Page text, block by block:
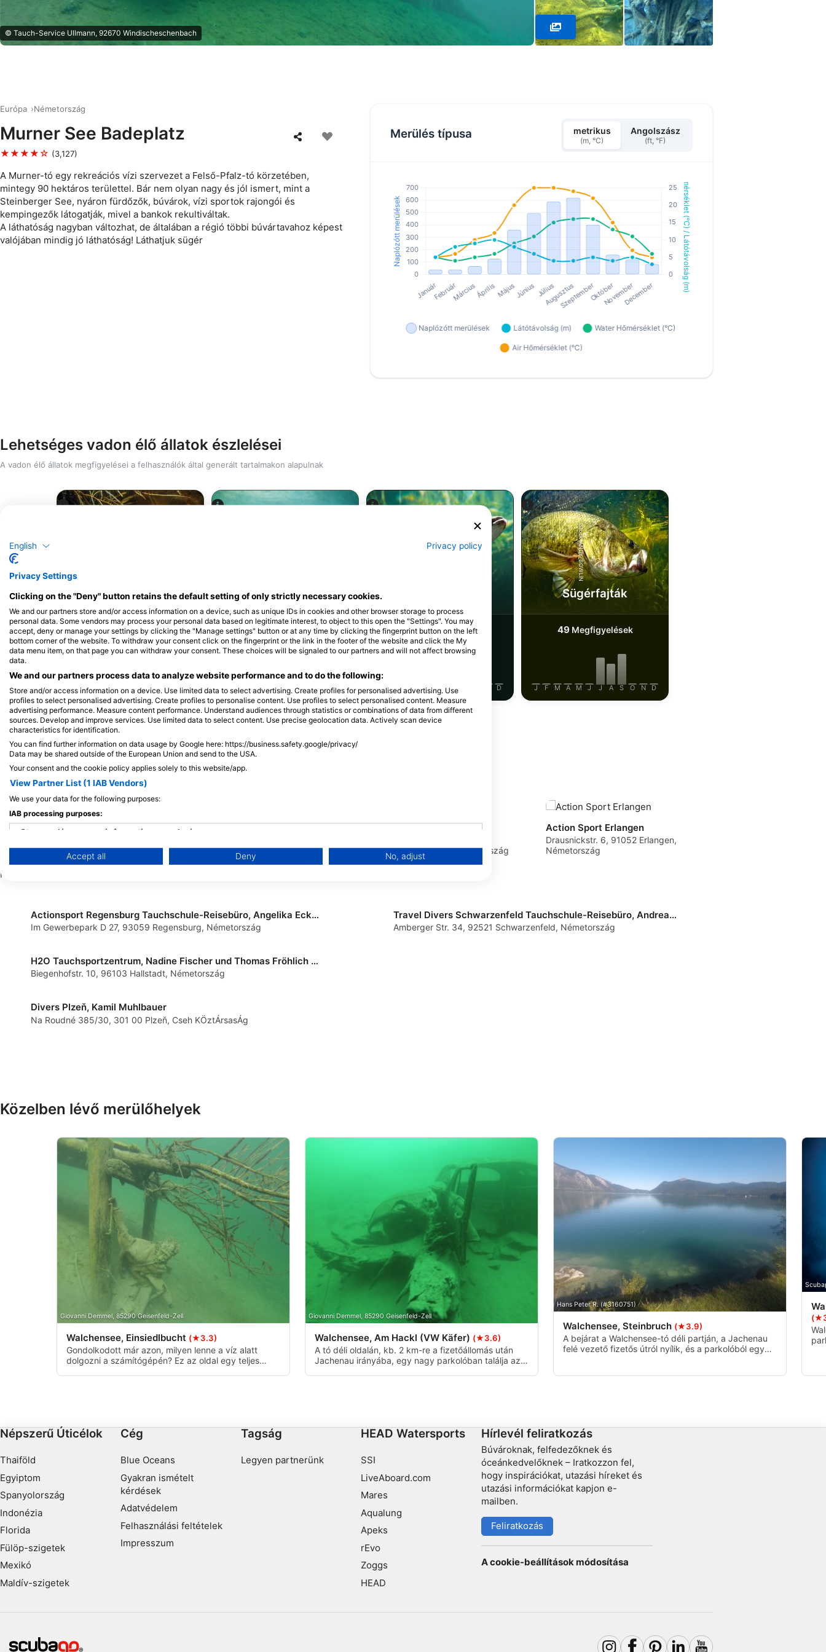
© Tauch-Service Ullmann, 92670 Windischeschenbach
Európa Németország
Murner See Badeplatz
★★★★☆ (3,127)
A Murner-tó egy rekreációs vízi szervezet a Felső-Pfalz-tó körzetében,
mintegy 90 hektáros területtel. Bár nem olyan nagy és jól ismert, mint a
Steinberger See, nyáron fürdőzők, búvárok, vízi sportok rajongói és
kempingezők látogatják, mivel a bankok rekultiváltak.
A láthatóság nagyban változhat, de általában a régió többi búvártavahoz képest
valójában mindig jó láthatóság! Láthatjuk sügér
Merülés típusa metrikus
(m, °C)
Angolszász
(ft, °F)
Lehetséges vadon élő állatok észlelései
A vadon élő állatok megfigyelései a felhasználók által generált tartalmakon alapulnak
Édesvízi Rák
524Megfigyelések
J F M A M J J A S O N D
Perch
158Megfigyelések
J F M A M J J A S O N D
65Megfigyelések
J F M A M J J A D
iStock-ANDY_BOWLIN
Sügérfajták
49Megfigyelések
J F M A M J J A S O N D
Merülőközpontok, amelyek ezt a merülőhelyet kínálják
Tauchreisen
Winterleitenstr. 9, 92690 Pressath,
Németország
TSA-Tauch Sport Akademie
Németország
Tauch-Service Ullmann
Windischeschenbach, Németország
Action Sport Erlangen
Drausnickstr. 6, 91052 Erlangen,
Németország
Actionsport Regensburg Tauchschule-Reisebüro, Angelika Eckert
Im Gewerbepark D 27, 93059 Regensburg, Németország
H2O Tauchsportzentrum, Nadine Fischer und Thomas Fröhlich GbR
Biegenhofstr. 10, 96103 Hallstadt, Németország
Divers Plzeň, Kamil Muhlbauer
Na Roudné 385/30, 301 00 Plzeň, Cseh KÖztÁrsasÁg
Travel Divers Schwarzenfeld Tauchschule-Reisebüro, Andreas Burgdorf
Amberger Str. 34, 92521 Schwarzenfeld, Németország
Közelben lévő merülőhelyek
Giovanni Demmel, 85290 Geisenfeld-Zell
Walchensee, Einsiedlbucht (★3.3)
Gondolkodott már azon, milyen lenne a víz alatt
dolgozni a számítógépén? Ez az oldal egy teljes
Giovanni Demmel, 85290 Geisenfeld-Zell
Walchensee, Am Hackl (VW Käfer) (★3.6)
A tó déli oldalán, kb. 2 km-re a fizetőállomás után
Jachenau irányába, egy nagy parkolóban találja az
Hans Peter R. (#3160751)
Walchensee, Steinbruch (★3.9)
A bejárat a Walchensee-tó déli partján, a Jachenau
felé vezető fizetős útról nyílik, és a parkolóból egy
Népszerű Úticélok
Thaiföld
Egyiptom
Spanyolország
Indonézia
Florida
Fülöp-szigetek
Mexikó
Maldív-szigetek
Cég
Blue Oceans
Gyakran ismételt
kérdések
Adatvédelem
Felhasználási feltételek
Impresszum
Tagság
Legyen partnerünk
HEAD Watersports
SSI
LiveAboard.com
Mares
Aqualung
Apeks
rEvo
Zoggs
HEAD
Hírlevél feliratkozás
Búvároknak, felfedezőknek és
óceánkedvelőknek – Iratkozzon fel,
hogy inspirációkat, utazási híreket és
utazási információkat kapjon e-
mailben.
Feliratkozás
A cookie-beállítások módosítása
English Privacy policy
Privacy Settings
Clicking on the "Deny" button retains the default setting of only strictly necessary cookies.
We and our partners store and/or access information on a device, such as unique IDs in cookies and other browser storage to process
personal data. Some vendors may process your personal data based on legitimate interest, to object to this open the "Settings". You may
accept, deny or manage your settings by clicking the "Manage settings" button or at any time by clicking the fingerprint button on the left
bottom corner of the website. To withdraw your consent click on the fingerprint or the link in the footer of the website and click the My
data menu item, on that page you can withdraw your consent. These choices will be signaled to our partners and will not affect browsing
data.
We and our partners process data to analyze website performance and to do the following:
Store and/or access information on a device. Use limited data to select advertising. Create profiles for personalised advertising. Use
profiles to select personalised advertising. Create profiles to personalise content. Use profiles to select personalised content. Measure
advertising performance. Measure content performance. Understand audiences through statistics or combinations of data from different
sources. Develop and improve services. Use limited data to select content. Use precise geolocation data. Actively scan device
characteristics for identification.
You can find further information on data usage by Google here: https://business.safety.google/privacy/
Data may be shared outside of the European Union and send to the USA.
Your consent and the cookie policy applies solely to this website/app.
View Partner List (1 IAB Vendors)
We use your data for the following purposes:
IAB processing purposes:
Store and/or access information on a device
Use limited data to select advertising
Create profiles to personalise content
Use profiles to select personalised content
Measure content performance
IAB Special Features:
Identify devices based on information actively requested
Non-IAB processing purposes:
Accept all Deny No, adjust